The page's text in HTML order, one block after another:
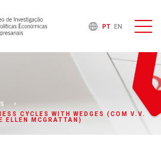
PT EN
CYCLES WITH WEDGES (COM V.V.
ELLEN MCGRATTAN)